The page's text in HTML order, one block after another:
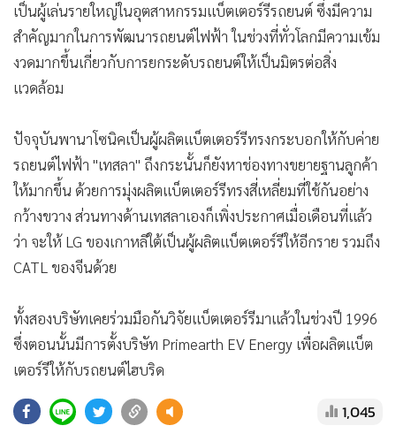
เป็นผู้เล่นรายใหญ่ในอุตสาหกรรมแบ็ตเตอร์รีรถยนต์ ซึ่งมีความ
สำคัญมากในการพัฒนารถยนต์ไฟฟ้า ในช่วงที่ทั่วโลกมีความเข้ม
งวดมากขึ้นเกี่ยวกับการยกระดับรถยนต์ให้เป็นมิตรต่อสิ่ง
แวดล้อม
ปัจจุบันพานาโซนิคเป็นผู้ผลิตแบ็ตเตอร์รีทรงกระบอกให้กับค่าย
รถยนต์ไฟฟ้า "เทสลา" ถึงกระนั้นก็ยังหาช่องทางขยายฐานลูกค้า
ให้มากขึ้น ด้วยการมุ่งผลิตแบ็ตเตอร์รีทรงสี่เหลี่ยมที่ใช้กันอย่าง
กว้างขวาง ส่วนทางด้านเทสลาเองก็เพิ่งประกาศเมื่อเดือนที่แล้ว
ว่า จะให้ LG ของเกาหลีใต้เป็นผู้ผลิตแบ็ตเตอร์รีให้อีกราย รวมถึง
CATL ของจีนด้วย
ทั้งสองบริษัทเคยร่วมมือกันวิจัยแบ็ตเตอร์รีมาแล้วในช่วงปี 1996
ซึ่งตอนนั้นมีการตั้งบริษัท Primearth EV Energy เพื่อผลิตแบ็ต
เตอร์รีให้กับรถยนต์ไฮบริด
1,045